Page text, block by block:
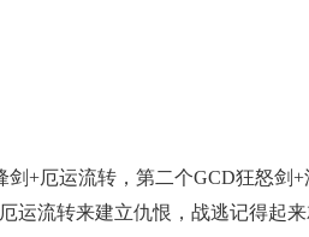
剑+厄运流转，第二个GCD狂怒剑
运流转来建立仇恨，战逃记得起来